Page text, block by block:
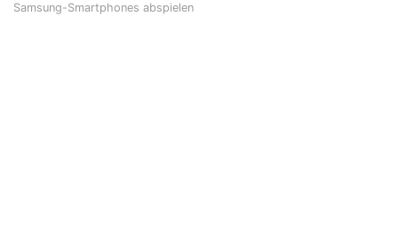
Samsung-Smartphones abspielen